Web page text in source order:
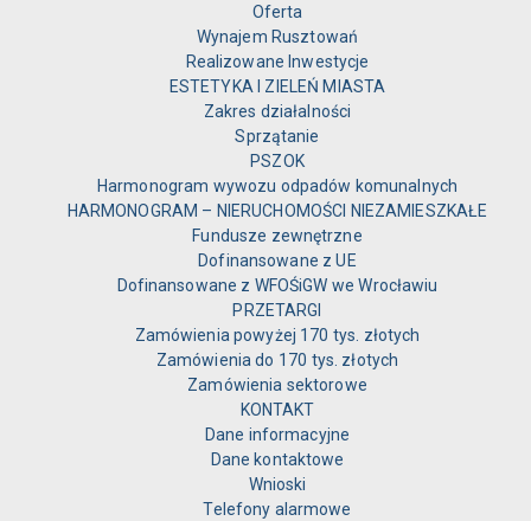
Oferta
Wynajem Rusztowań
Realizowane Inwestycje
ESTETYKA I ZIELEŃ MIASTA
Zakres działalności
Sprzątanie
PSZOK
Harmonogram wywozu odpadów komunalnych
HARMONOGRAM – NIERUCHOMOŚCI NIEZAMIESZKAŁE
Fundusze zewnętrzne
Dofinansowane z UE
Dofinansowane z WFOŚiGW we Wrocławiu
PRZETARGI
Zamówienia powyżej 170 tys. złotych
Zamówienia do 170 tys. złotych
Zamówienia sektorowe
KONTAKT
Dane informacyjne
Dane kontaktowe
Wnioski
Telefony alarmowe